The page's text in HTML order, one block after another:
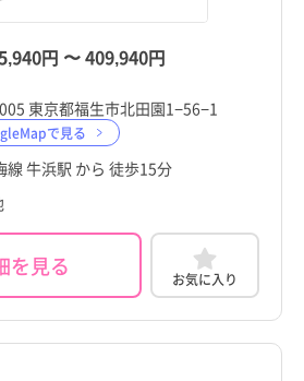
介護関係資格など）
）
）
ト（夜勤あり）
イト（夜勤なし）
以上
あり
円 〜409,940円
東京都福生市北田園1−56−1
で見る
線 牛浜駅 から 徒歩15分
を見る お気に入り
介護関係資格など）
）
）
ト（夜勤あり）
イト（夜勤なし）
以上
あり